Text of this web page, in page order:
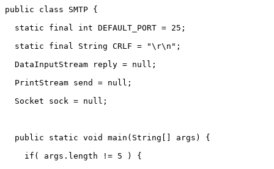
public class SMTP {
  static final int DEFAULT_PORT = 25;
  static final String CRLF = "\r\n";
  DataInputStream reply = null;
  PrintStream send = null;
  Socket sock = null;
  public static void main(String[] args) {
    if( args.length != 5 ) {